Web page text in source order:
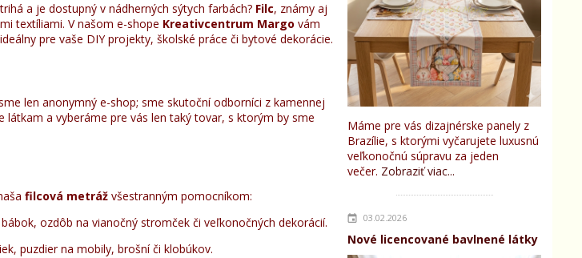
Máme pre vás dizajnérske panely z
Brazílie, s ktorými vyčarujete luxusnú
veľkonočnú súpravu za jeden
večer. Zobraziť viac...
03.02.2026
Nové licencované bavlnené látky
a je dostupný v nádherných sýtych farbách? Filc, známy aj
textíliami. V našom e-shope Kreativcentrum Margo vám
pre vaše DIY projekty, školské práce či bytové dekorácie.
len anonymný e-shop; sme skutoční odborníci z kamennej
látkam a vyberáme pre vás len taký tovar, s ktorým by sme
filcová metráž všestranným pomocníkom:
ozdôb na vianočný stromček či veľkonočných dekorácií.
puzdier na mobily, brošní či klobúkov.